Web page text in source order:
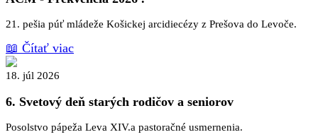
21. pešia púť mládeže Košickej arcidiecézy z Prešova do Levoče.
📖 Čítať viac
18. júl 2026
6. Svetový deň starých rodičov a seniorov
Posolstvo pápeža Leva XIV.a pastoračné usmernenia.